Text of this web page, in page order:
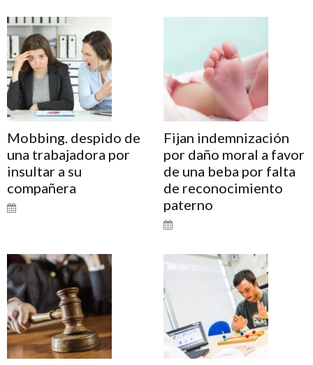
Mobbing. despido de
una trabajadora por
insultar a su
compañera
Fijan indemnización
por daño moral a favor
de una beba por falta
de reconocimiento
paterno